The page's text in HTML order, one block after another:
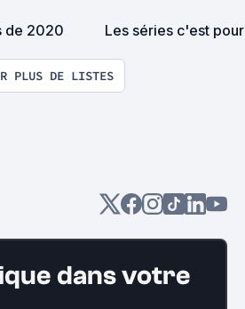
de 2020 Les séries c'est
PLUS DE LISTES
dans votre